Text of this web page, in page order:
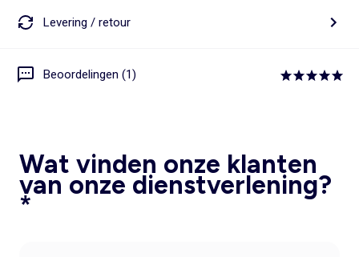
Levering / retour
Beoordelingen (1)
Wat vinden onze klanten
van onze dienstverlening?
*